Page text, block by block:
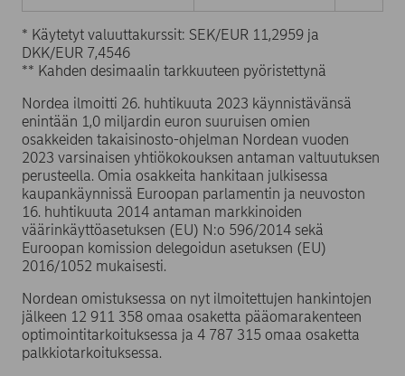
* Käytetyt valuuttakurssit: SEK/EUR 11,2959 ja
DKK/EUR 7,4546
** Kahden desimaalin tarkkuuteen pyöristettynä
Nordea ilmoitti 26. huhtikuuta 2023 käynnistävänsä
enintään 1,0 miljardin euron suuruisen omien
osakkeiden takaisinosto-ohjelman Nordean vuoden
2023 varsinaisen yhtiökokouksen antaman valtuutuksen
perusteella. Omia osakkeita hankitaan julkisessa
kaupankäynnissä Euroopan parlamentin ja neuvoston
16. huhtikuuta 2014 antaman markkinoiden
väärinkäyttöasetuksen (EU) N:o 596/2014 sekä
Euroopan komission delegoidun asetuksen (EU)
2016/1052 mukaisesti.
Nordean omistuksessa on nyt ilmoitettujen hankintojen
jälkeen 12 911 358 omaa osaketta pääomarakenteen
optimointitarkoituksessa ja 4 787 315 omaa osaketta
palkkiotarkoituksessa.